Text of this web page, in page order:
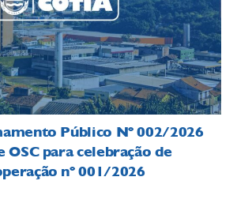
Público Nº 002/2026
OSC para celebração de
nº 001/2026